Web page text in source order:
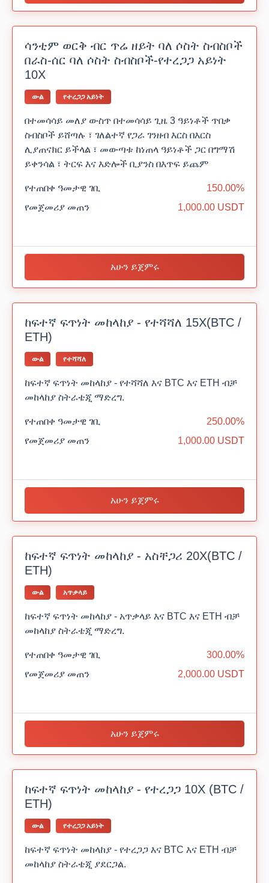
ሳንቲም ወርቅ ብር ጥሬ ዘይት ባለ ሶስት ስብስቦች
በራስ-ሰር ባለ ሶስት ስብስቦች-የተረጋጋ አይነት
10X
ውል የተረጋጋ አይነት
በተመሳሳይ መለያ ውስጥ በተመሳሳይ ጊዜ 3 ዓይነቶች ጥበቃ
ስብስቦች ይሸጣሉ ፣ ገለልተኛ የጋራ ገንዘብ እርስ በእርስ
ሊያጠናክር ይችላል ፣ መውጣቱ ከነጠላ ዓይነቶች ጋር በግማሽ
ይቀንሳል ፣ ትርፍ እና እድሎች ቢያንስ በእጥፍ ይጨም
የተጠበቀ ዓመታዊ ገቢ
150.00%
የመጀመሪያ መጠን
1,000.00 USDT
አሁን ይጀምሩ
ከፍተኛ ፍጥነት መከላከያ - የተሻሻለ 15X(BTC /
ETH)
ውል የተሻሻለ
ከፍተኛ ፍጥነት መከላከያ - የተሻሻለ እና BTC እና ETH ብቻ
መከላከያ ስትራቴጂ ማድረግ.
የተጠበቀ ዓመታዊ ገቢ
250.00%
የመጀመሪያ መጠን
1,000.00 USDT
አሁን ይጀምሩ
ከፍተኛ ፍጥነት መከላከያ - አስቸጋሪ 20X(BTC /
ETH)
ውል አጥቃላይ
ከፍተኛ ፍጥነት መከላከያ - አጥቃላይ እና BTC እና ETH ብቻ
መከላከያ ስትራቴጂ ማድረግ.
የተጠበቀ ዓመታዊ ገቢ
300.00%
የመጀመሪያ መጠን
2,000.00 USDT
አሁን ይጀምሩ
ከፍተኛ ፍጥነት መከላከያ - የተረጋጋ 10X (BTC /
ETH)
ውል የተረጋጋ አይነት
ከፍተኛ ፍጥነት መከላከያ - የተረጋጋ እና BTC እና ETH ብቻ
መከላከያ ስትራቴጂ ያደርጋል.